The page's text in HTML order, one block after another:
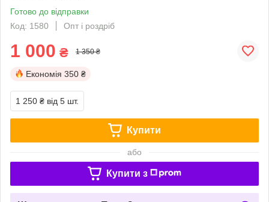
Готово до відправки
Код: 1580
Опт і роздріб
1 000 ₴ 1 350 ₴
Економія 350 ₴
1 250 ₴ від 5 шт.
Купити
або
Купити з